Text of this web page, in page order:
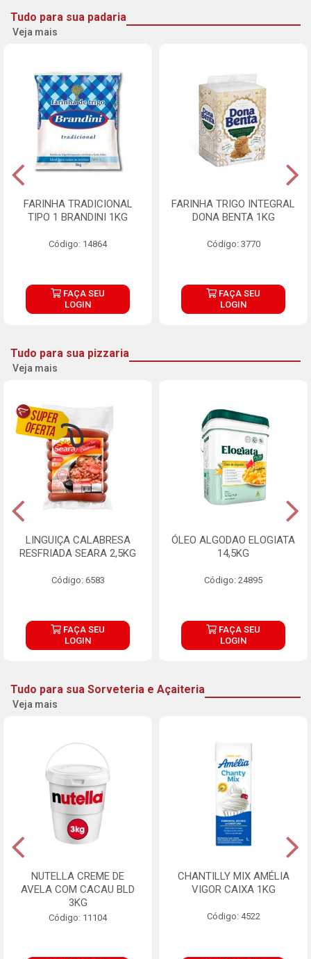
Tudo para sua padaria
Veja mais
FARINHA TRADICIONAL
TIPO 1 BRANDINI 1KG
Código: 14864
FAÇA SEU
LOGIN
FARINHA TRIGO INTEGRAL
DONA BENTA 1KG
Código: 3770
FAÇA SEU
LOGIN
Tudo para sua pizzaria
Veja mais
LINGUIÇA CALABRESA
RESFRIADA SEARA 2,5KG
Código: 6583
FAÇA SEU
LOGIN
ÓLEO ALGODAO ELOGIATA
14,5KG
Código: 24895
FAÇA SEU
LOGIN
Tudo para sua Sorveteria e Açaiteria
Veja mais
NUTELLA CREME DE
AVELA COM CACAU BLD
3KG
Código: 11104
CHANTILLY MIX AMÉLIA
VIGOR CAIXA 1KG
Código: 4522